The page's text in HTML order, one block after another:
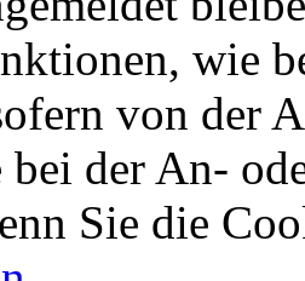
wie
von der
bei der An-
Sie die